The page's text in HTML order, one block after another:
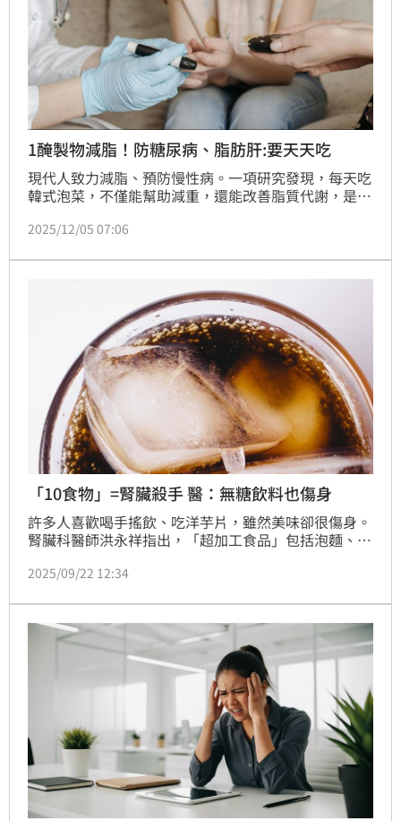
1醃製物減脂！防糖尿病、脂肪肝:要天天吃
現代人致力減脂、預防慢性病。一項研究發現，每天吃
韓式泡菜，不僅能幫助減重，還能改善脂質代謝，是邁
富含乳酸菌與發酵代謝物，能夠調整腸道菌群，進而達
2025/12/05 07:06
「10食物」=腎臟殺手 醫：無糖飲料也傷身
許多人喜歡喝手搖飲、吃洋芋片，雖然美味卻很傷身。
腎臟科醫師洪永祥指出，「超加工食品」包括泡麵、加
大量食用不只容易變胖，還會傷心臟與血管，誘發肥
2025/09/22 12:34